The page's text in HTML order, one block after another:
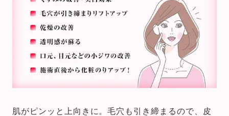
肌がピンッと上向きに。毛穴も引き締まるので、皮